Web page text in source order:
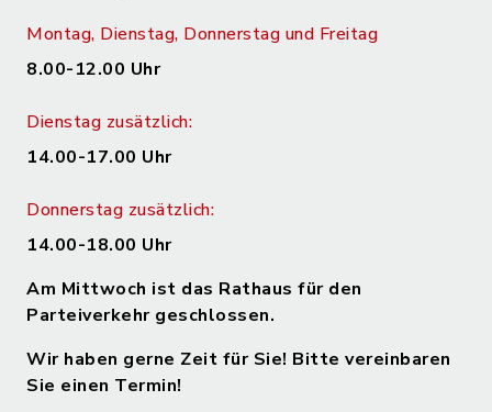
Montag, Dienstag, Donnerstag und Freitag
8.00-12.00 Uhr
Dienstag zusätzlich:
14.00-17.00 Uhr
Donnerstag zusätzlich:
14.00-18.00 Uhr
Am Mittwoch ist das Rathaus für den
Parteiverkehr geschlossen.
Wir haben gerne Zeit für Sie! Bitte vereinbaren
Sie einen Termin!